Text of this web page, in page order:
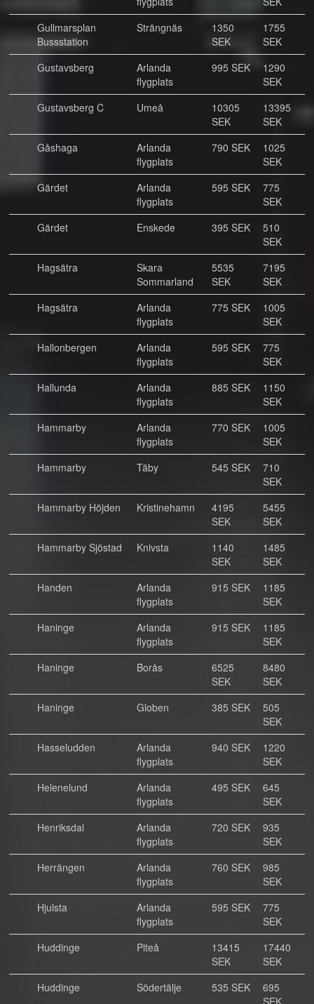
Gullmarsplan
Bussstation
Strängnäs
1350
SEK
1755
SEK
Gustavsberg
Arlanda
flygplats
995 SEK
1290
SEK
Gustavsberg C
Umeå
10305
SEK
13395
SEK
Gåshaga
Arlanda
flygplats
790 SEK
1025
SEK
Gärdet
Arlanda
flygplats
595 SEK
775
SEK
Gärdet
Enskede 395 SEK
510
SEK
Hagsätra
Skara
Sommarland
5535
SEK
7195
SEK
Hagsätra
Arlanda
flygplats
775 SEK
1005
SEK
Hallonbergen
Arlanda
flygplats
595 SEK
775
SEK
Hallunda
Arlanda
flygplats
885 SEK
1150
SEK
Hammarby
Arlanda
flygplats
770 SEK
1005
SEK
Hammarby
Täby 545 SEK
710
SEK
Hammarby Höjden
Kristinehamn
4195
SEK
5455
SEK
Hammarby Sjöstad
Knivsta
1140
SEK
1485
SEK
Handen
Arlanda
flygplats
915 SEK
1185
SEK
Haninge
Arlanda
flygplats
915 SEK
1185
SEK
Haninge
Borås
6525
SEK
8480
SEK
Haninge
Globen 385 SEK
505
SEK
Hasseludden
Arlanda
flygplats
940 SEK
1220
SEK
Helenelund
Arlanda
flygplats
495 SEK
645
SEK
Henriksdal
Arlanda
flygplats
720 SEK
935
SEK
Herrängen
Arlanda
flygplats
760 SEK
985
SEK
Hjulsta
Arlanda
flygplats
595 SEK
775
SEK
Huddinge
Piteå
13415
SEK
17440
SEK
Huddinge
Södertälje 535 SEK
695
SEK